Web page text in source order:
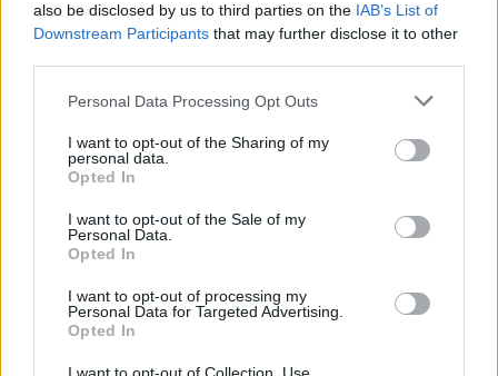
also be disclosed by us to third parties on the IAB’s List of
Downstream Participants that may further disclose it to other
Please note that this website/app uses one or more Google
not limited to your visit or usage behaviour. You may click to
grant or deny consent to Google and its third-party tags to
use your data for below specified purposes in below Google
consent section.
Personal Data Processing Opt Outs
I want to opt-out of the Sharing of my
personal data.
Opted In
I want to opt-out of the Sale of my
Personal Data.
Opted In
I want to opt-out of processing my
Personal Data for Targeted Advertising.
Opted In
Το 5ο Τουρνουά 3on3 στην Ακράτα – Παρών ο Γιώργος
Καραμέρος ΦΩΤΟ